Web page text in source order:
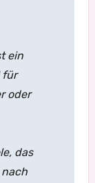
ein
für
oder
das